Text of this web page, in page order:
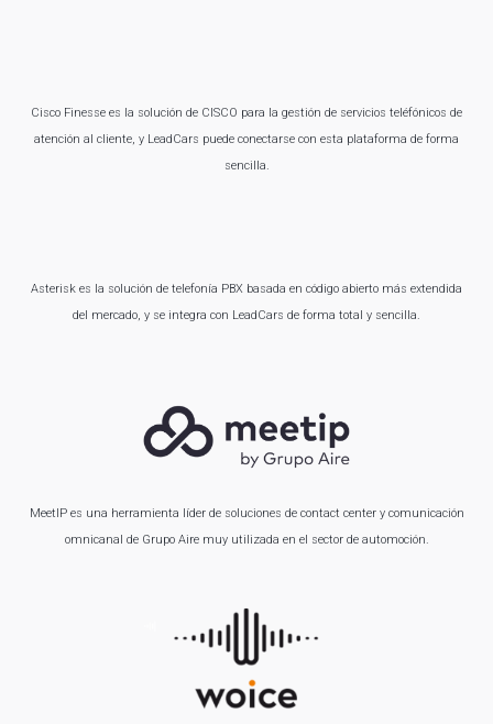
Cisco Finesse es la solución de CISCO para la gestión de servicios teléfónicos de
atención al cliente, y LeadCars puede conectarse con esta plataforma de forma
sencilla.
Asterisk es la solución de telefonía PBX basada en código abierto más extendida
del mercado, y se integra con LeadCars de forma total y sencilla.
MeetIP es una herramienta líder de soluciones de contact center y comunicación
omnicanal de Grupo Aire muy utilizada en el sector de automoción.